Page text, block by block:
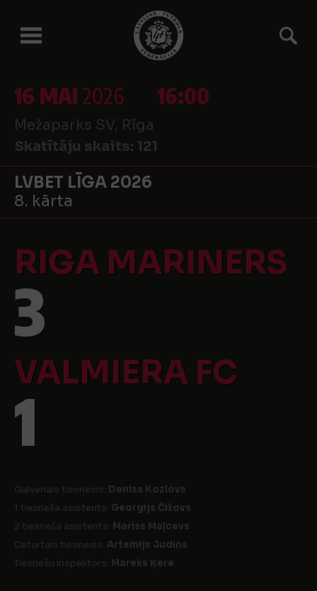
16 MAI2026 16:00
Mežaparks SV, Rīga
Skatītāju skaits: 121
LVBET LĪGA 2026
8. kārta
RIGA MARINERS
3
VALMIERA FC
1
Galvenais tiesnesis: Deniss Kozlovs
1 tiesneša asistents: Georgijs Čižovs
2 tiesneša asistents: Mariss Maļcevs
Ceturtais tiesnesis: Artemijs Judins
Tiesnešu inspektors: Mareks Ķere